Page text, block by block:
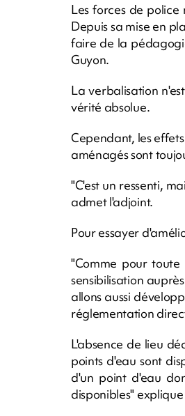
Les forces de
Depuis sa mise en
faire de la
Guyon.
La verbalisation
vérité absolue.
Cependant, les
aménagés sont
"C'est un ressenti,
admet l'adjoint.
Pour essayer
"Comme pour
sensibilisation
allons aussi
réglementation
L'absence de lieu
points d'eau sont
d'un point d'eau
disponibles"